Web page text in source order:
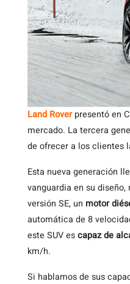
Land Roverpresentó en
mercado. La tercera
de ofrecer a los clientes
Esta nueva generación
vanguardia en su
versión SE, un motor
automática de 8
este SUV escapaz de
km/h.
Si hablamos de sus